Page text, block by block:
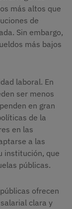
más altos que
de
Sin embargo,
más bajos
laboral. En
ser menos
en gran
de la
en las
a las
institución, que
públicas.
ofrecen
clara y